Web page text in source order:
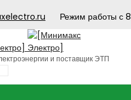
Режим работы с
и поставщик ЭТП